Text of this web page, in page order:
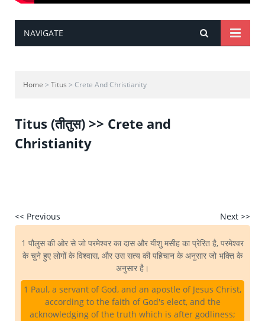
NAVIGATE
Home > Titus > Crete And Christianity
Titus (तीतुस) >> Crete and
Christianity
<< Previous Next >>
1 पौलुस की ओर से जो परमेश्वर का दास और यीशु मसीह का प्रेरित है, परमेश्वर
के चुने हुए लोगों के विश्वास, और उस सत्य की पहिचान के अनुसार जो भक्ति के
अनुसार है।
1 Paul, a servant of God, and an apostle of Jesus Christ,
according to the faith of God's elect, and the
acknowledging of the truth which is after godliness;